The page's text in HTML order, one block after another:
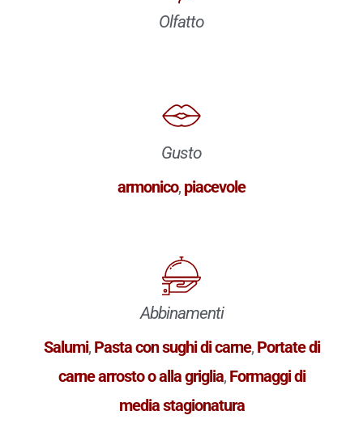
Olfatto
Gusto
armonico, piacevole
Abbinamenti
Salumi, Pasta con sughi di carne, Portate di
carne arrosto o alla griglia, Formaggi di
media stagionatura